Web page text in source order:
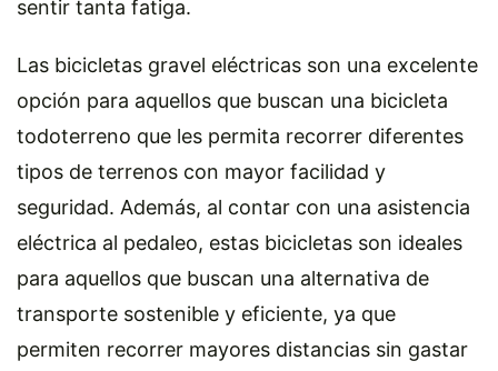
sentir tanta fatiga.
Las bicicletas gravel eléctricas son una excelente
opción para aquellos que buscan una bicicleta
todoterreno que les permita recorrer diferentes
tipos de terrenos con mayor facilidad y
seguridad. Además, al contar con una asistencia
eléctrica al pedaleo, estas bicicletas son ideales
para aquellos que buscan una alternativa de
transporte sostenible y eficiente, ya que
permiten recorrer mayores distancias sin gastar